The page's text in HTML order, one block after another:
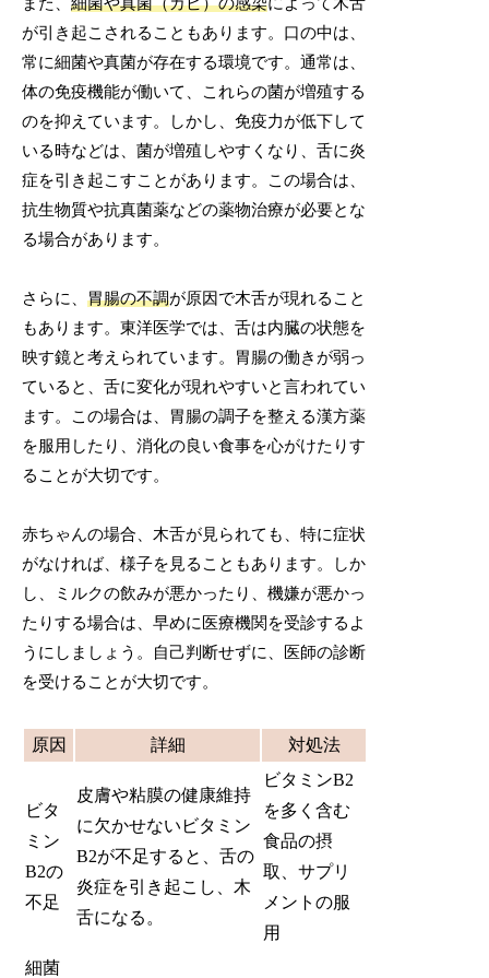
が引き起こされることもあります。口の中は、
常に細菌や真菌が存在する環境です。通常は、
体の免疫機能が働いて、これらの菌が増殖する
のを抑えています。しかし、免疫力が低下して
いる時などは、菌が増殖しやすくなり、舌に炎
症を引き起こすことがあります。この場合は、
抗生物質や抗真菌薬などの薬物治療が必要とな
る場合があります。
さらに、胃腸の不調が原因で木舌が現れること
もあります。東洋医学では、舌は内臓の状態を
映す鏡と考えられています。胃腸の働きが弱っ
ていると、舌に変化が現れやすいと言われてい
ます。この場合は、胃腸の調子を整える漢方薬
を服用したり、消化の良い食事を心がけたりす
ることが大切です。
赤ちゃんの場合、木舌が見られても、特に症状
がなければ、様子を見ることもあります。しか
し、ミルクの飲みが悪かったり、機嫌が悪かっ
たりする場合は、早めに医療機関を受診するよ
うにしましょう。自己判断せずに、医師の診断
を受けることが大切です。
原因 詳細 対処法
ビタ
ミン
B2の
不足
皮膚や粘膜の健康維持
に欠かせないビタミン
B2が不足すると、舌の
炎症を引き起こし、木
舌になる。
ビタミンB2
を多く含む
食品の摂
取、サプリ
メントの服
用
細菌